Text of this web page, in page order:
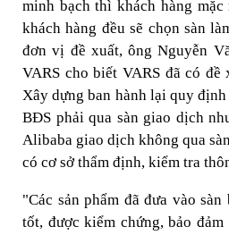
minh bạch thì khách hàng
khách hàng đều sẽ chọn sàn
đơn vị đề xuất, ông Nguyễn
VARS cho biết VARS đã có
Xây dựng ban hành lại quy
BĐS phải qua sàn giao dịch
Alibaba giao dịch không qua
có cơ sở thẩm định, kiểm tra
"Các sản phẩm đã đưa vào
tốt, được kiểm chứng, bảo